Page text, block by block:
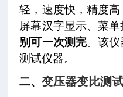
轻， 速度快， 精度高
屏幕汉字显示、菜
别可一次测完。该仪
测试仪器。
二、变压器变比测